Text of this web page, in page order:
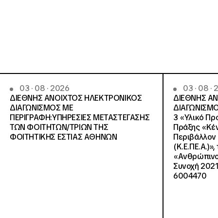
03 · 08 · 2026
ΔΙΕΘΝΗΣ ΑΝΟΙΧΤΟΣ ΗΛΕΚΤΡΟΝΙΚΟΣ
ΔΙΑΓΩΝΙΣΜΟΣ ΜΕ
ΠΕΡΙΓΡΑΦΗ:ΥΠΗΡΕΣΙΕΣ METAΣΤΕΓΑΣΗΣ
ΤΩΝ ΦΟΙΤΗΤΩΝ/ΤΡΙΩΝ ΤΗΣ
ΦΟΙΤΗΤΙΚΗΣ ΕΣΤΙΑΣ ΑΘΗΝΩΝ
03 · 08 ·
ΔΙΕΘΝΗΣ
3 «Υλικό
Πράξης
Περιβάλλον
Συνοχή
6004470